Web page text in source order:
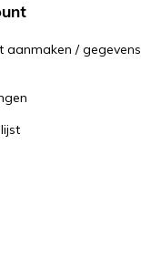
aanmaken / gegevens